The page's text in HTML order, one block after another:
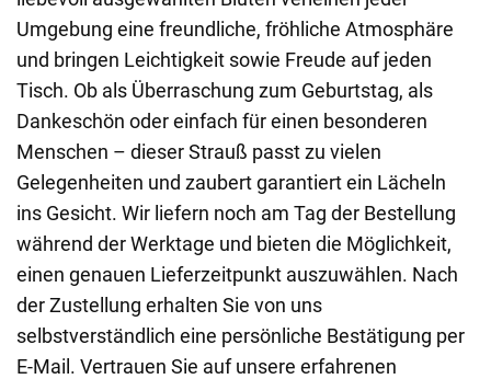
Umgebung eine freundliche, fröhliche Atmosphäre
und bringen Leichtigkeit sowie Freude auf jeden
Tisch. Ob als Überraschung zum Geburtstag, als
Dankeschön oder einfach für einen besonderen
Menschen – dieser Strauß passt zu vielen
Gelegenheiten und zaubert garantiert ein Lächeln
ins Gesicht. Wir liefern noch am Tag der Bestellung
während der Werktage und bieten die Möglichkeit,
einen genauen Lieferzeitpunkt auszuwählen. Nach
der Zustellung erhalten Sie von uns
selbstverständlich eine persönliche Bestätigung per
E-Mail. Vertrauen Sie auf unsere erfahrenen